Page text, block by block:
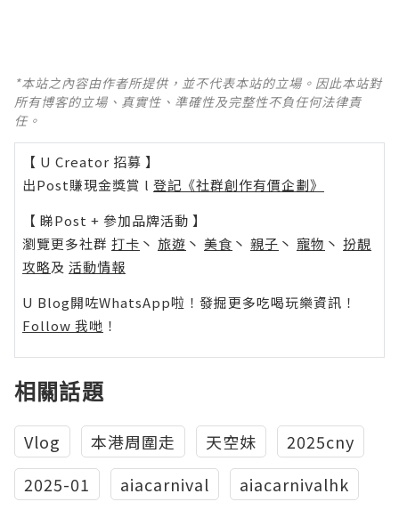
*本站之內容由作者所提供，並不代表本站的立場。因此本站對
所有博客的立場、真實性、準確性及完整性不負任何法律責
任。
【 U Creator 招募 】
出Post賺現金獎賞 l 登記《社群創作有價企劃》
【 睇Post + 參加品牌活動 】
瀏覽更多社群 打卡 丶 旅遊 丶 美食 丶 親子 丶 寵物 丶 扮靚
攻略及 活動情報
U Blog開咗WhatsApp啦！發掘更多吃喝玩樂資訊！
Follow 我哋 ！
相關話題
Vlog 本港周圍走 天空妹
2025cny
2025-01
aiacarnival
aiacarnivalhk